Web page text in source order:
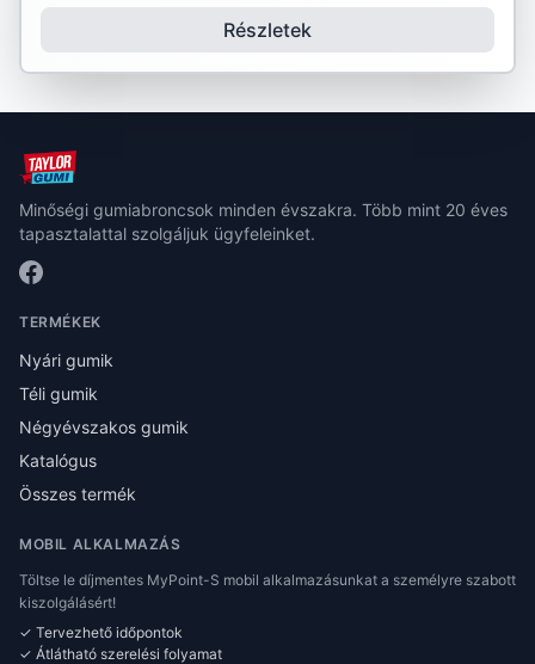
Részletek
Minőségi gumiabroncsok minden évszakra. Több mint 20 éves
tapasztalattal szolgáljuk ügyfeleinket.
TERMÉKEK
Nyári gumik
Téli gumik
Négyévszakos gumik
Katalógus
Összes termék
MOBIL ALKALMAZÁS
Töltse le díjmentes MyPoint-S mobil alkalmazásunkat a személyre szabott
kiszolgálásért!
✓ Tervezhető időpontok
✓ Átlátható szerelési folyamat